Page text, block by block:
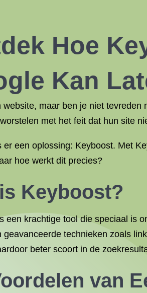
Hoe
Kan
website, maar ben je niet
met het feit dat hun site
er een oplossing: Keyboost. Met
hoe werkt dit precies?
Keyboost?
een krachtige tool die speciaal is
geavanceerde technieken zoals
beter scoort in de
van